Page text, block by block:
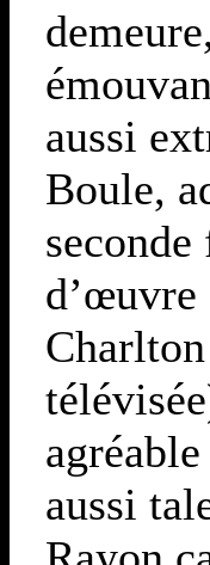
aussi
Boule,
d’œuvre
aussi